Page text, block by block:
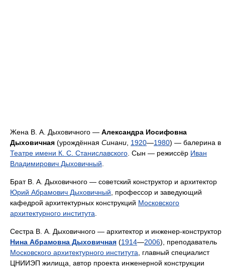
Жена В. А. Дыховичного — Александра Иосифовна
Дыховичная (урождённая Синани, 1920—1980) — балерина в
Театре имени К. С. Станиславского. Сын — режиссёр Иван
Владимирович Дыховичный.
Брат В. А. Дыховичного — советский конструктор и архитектор
Юрий Абрамович Дыховичный, профессор и заведующий
кафедрой архитектурных конструкций Московского
архитектурного института.
Сестра В. А. Дыховичного — архитектор и инженер-конструктор
Нина Абрамовна Дыховичная (1914—2006), преподаватель
Московского архитектурного института, главный специалист
ЦНИИЭП жилища, автор проекта инженерной конструкции